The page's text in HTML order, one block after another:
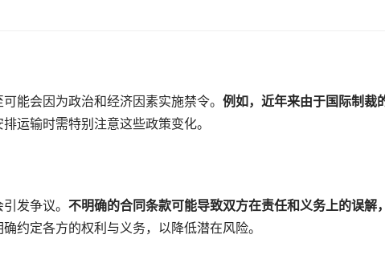
能会因为政治和经济因素实施禁令。 例如，近年来由于国际制裁
运输时需特别注意这些政策变化。
发争议。 不明确的合同条款可能导致双方在责任和义务上的误解
约定各方的权利与义务，以降低潜在风险。